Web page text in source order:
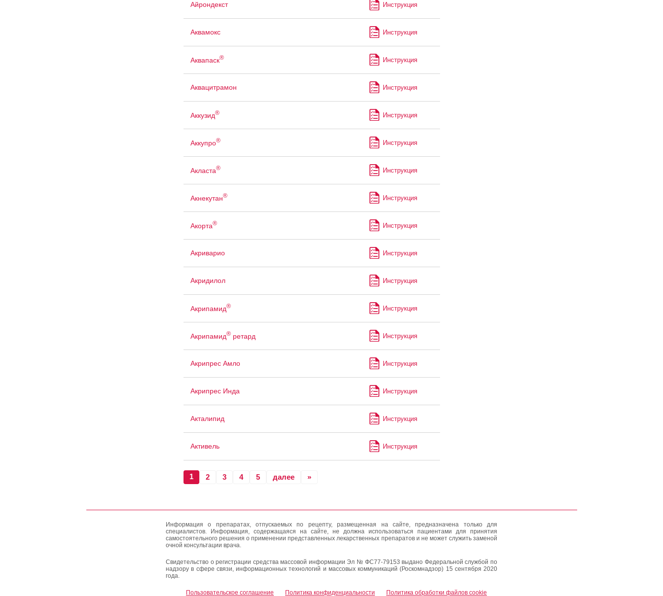
Айрондекст Инструкция
Аквамокс Инструкция
Аквапаск® Инструкция
Аквацитрамон Инструкция
Аккузид® Инструкция
Аккупро® Инструкция
Акласта® Инструкция
Акнекутан® Инструкция
Акорта® Инструкция
Акриварио Инструкция
Акридилол Инструкция
Акрипамид® Инструкция
Акрипамид®ретард Инструкция
Акрипрес Амло Инструкция
Акрипрес Инда Инструкция
Акталипид Инструкция
Активель Инструкция
1 2 3 4 5 далее »
Информация о препаратах, отпускаемых по рецепту, размещенная на сайте, предназначена только для
специалистов. Информация, содержащаяся на сайте, не должна использоваться пациентами для принятия
самостоятельного решения о применении представленных лекарственных препаратов и не может служить заменой
очной консультации врача.
Свидетельство о регистрации средства массовой информации Эл № ФС77-79153 выдано Федеральной службой по
надзору в сфере связи, информационных технологий и массовых коммуникаций (Роскомнадзор) 15 сентября 2020
года.
Пользовательское соглашение Политика конфиденциальности Политика обработки файлов cookie